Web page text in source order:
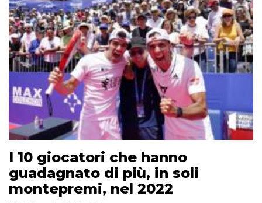
I 10 giocatori che hanno
guadagnato di più, in soli
montepremi, nel 2022